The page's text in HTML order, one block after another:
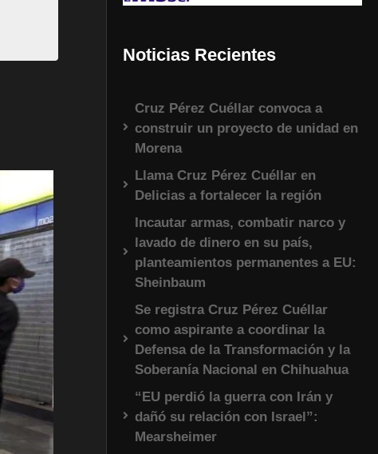
Noticias Recientes
Cruz Pérez Cuéllar convoca a
construir un proyecto de unidad en
Morena
Llama Cruz Pérez Cuéllar en
Delicias a fortalecer la región
Incautar armas, combatir narco y
lavado de dinero en su país,
planteamientos permanentes a EU:
Sheinbaum
Se registra Cruz Pérez Cuéllar
como aspirante a coordinar la
Defensa de la Transformación y la
Soberanía Nacional en Chihuahua
“EU perdió la guerra con Irán y
dañó su relación con Israel”:
Mearsheimer